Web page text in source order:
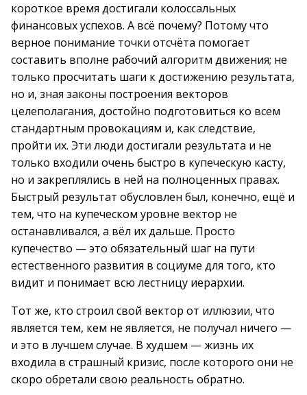
короткое время достигали колоссальных
финансовых успехов. А всё почему? Потому что
верное понимание точки отсчёта помогает
составить вполне рабочий алгоритм движения; не
только просчитать шаги к достижению результата,
но и, зная законы построения векторов
целеполагания, достойно подготовиться ко всем
стандартным провокациям и, как следствие,
пройти их. Эти люди достигали результата и не
только входили очень быстро в купеческую касту,
но и закреплялись в ней на полноценных правах.
Быстрый результат обусловлен был, конечно, ещё и
тем, что на купеческом уровне вектор не
останавливался, а вёл их дальше. Просто
купечество — это обязательный шаг на пути
естественного развития в социуме для того, кто
видит и понимает всю лестницу иерархии.
Тот же, кто строил свой вектор от иллюзии, что
является тем, кем не является, не получал ничего —
и это в лучшем случае. В худшем — жизнь их
входила в страшный кризис, после которого они не
скоро обретали свою реальность обратно.